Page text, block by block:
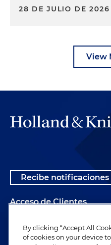
28 DE JULIO DE 2026
View
Recibe
Acceso de Clientes
Alumnos
By clicking “Accept All
of cookies on your device